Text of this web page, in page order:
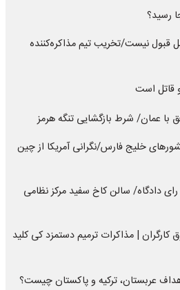
رسید؟
قبول نیست/تخریب تیم مذاکره‌کننده
قاتل است
با عمان/ شرط بازگشایی تنگه هرمز
خلیج فارس/نگرانی آمریکا از چین
دادگاه/ سالن کاخ سفید مرکز نظامی
کارگران | مذاکرات ترمیم دستمزد کی کلید
عربستان، ترکیه و پاکستان چیست؟